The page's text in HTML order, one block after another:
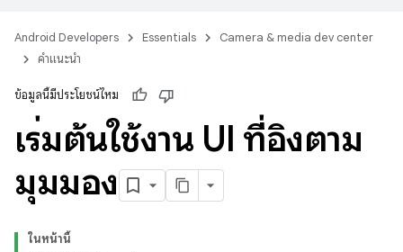
Android Developers Essentials
Camera & media dev center
คำแนะนำ
ข้อมูลนี้มีประโยชน์ไหม
เริ่มต้นใช้งาน UI ที่อิงตาม
มุมมอง
ในหน้านี้